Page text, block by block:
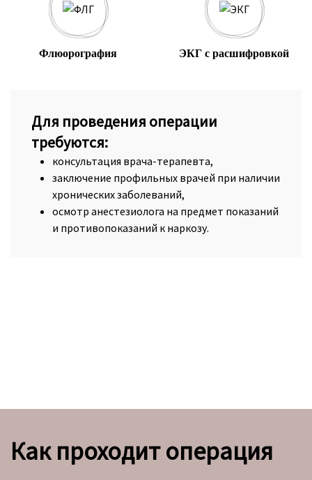
Флюорография ЭКГ с расшифровкой
Для проведения операции
требуются:
консультация врача-терапевта,
заключение профильных врачей при наличии
хронических заболеваний,
осмотр анестезиолога на предмет показаний
и противопоказаний к наркозу.
Как проходит операция